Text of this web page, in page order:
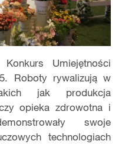
Umiejętności
Roboty rywalizują w
jak produkcja
opieka zdrowotna i
swoje
technologiach